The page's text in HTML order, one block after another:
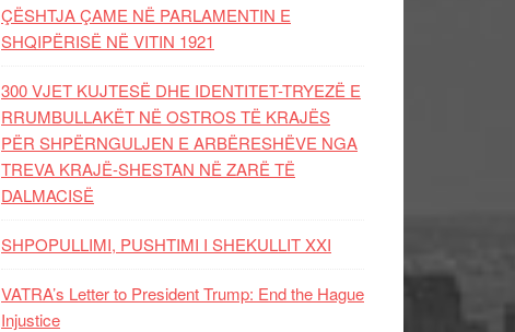
ÇËSHTJA ÇAME NË PARLAMENTIN E
SHQIPËRISË NË VITIN 1921
300 VJET KUJTESË DHE IDENTITET-TRYEZË E
RRUMBULLAKËT NË OSTROS TË KRAJËS
PËR SHPËRNGULJEN E ARBËRESHËVE NGA
TREVA KRAJË-SHESTAN NË ZARË TË
DALMACISË
SHPOPULLIMI, PUSHTIMI I SHEKULLIT XXI
VATRA’s Letter to President Trump: End the Hague
Injustice